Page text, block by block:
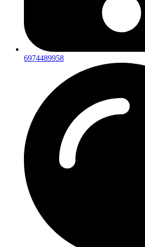
6974489958